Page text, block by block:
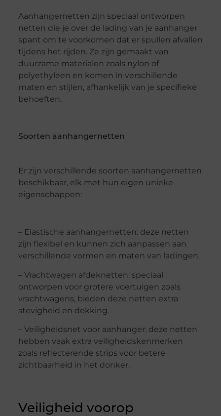
Aanhangernetten zijn speciaal ontworpen
netten die je over de lading van je aanhanger
spant om te voorkomen dat er spullen afvallen
tijdens het rijden. Ze zijn gemaakt van
duurzame materialen zoals nylon of
polyethyleen en komen in verschillende
maten en stijlen, afhankelijk van je specifieke
behoeften.
Soorten aanhangernetten
Er zijn verschillende soorten aanhangernetten
beschikbaar, elk met hun eigen unieke
eigenschappen:
– Elastische aanhangernetten: deze netten
zijn flexibel en kunnen zich aanpassen aan
verschillende vormen en maten van ladingen.
– Vrachtwagen afdeknetten: speciaal
ontworpen voor grotere voertuigen zoals
vrachtwagens, bieden deze netten extra
stevigheid en dekking.
– Veiligheidsnet voor aanhanger: deze netten
hebben vaak extra veiligheidskenmerken
zoals reflecterende strips voor betere
zichtbaarheid in het donker.
Veiligheid voorop